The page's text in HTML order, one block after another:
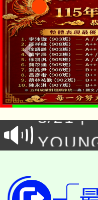
「本色
場熱烈
8/21下
徵才活
開!
115年